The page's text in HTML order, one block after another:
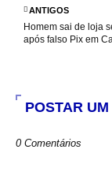
o
p
ANTIGOS
Homem sai de loja
após falso Pix em
POSTAR
0 Comentários